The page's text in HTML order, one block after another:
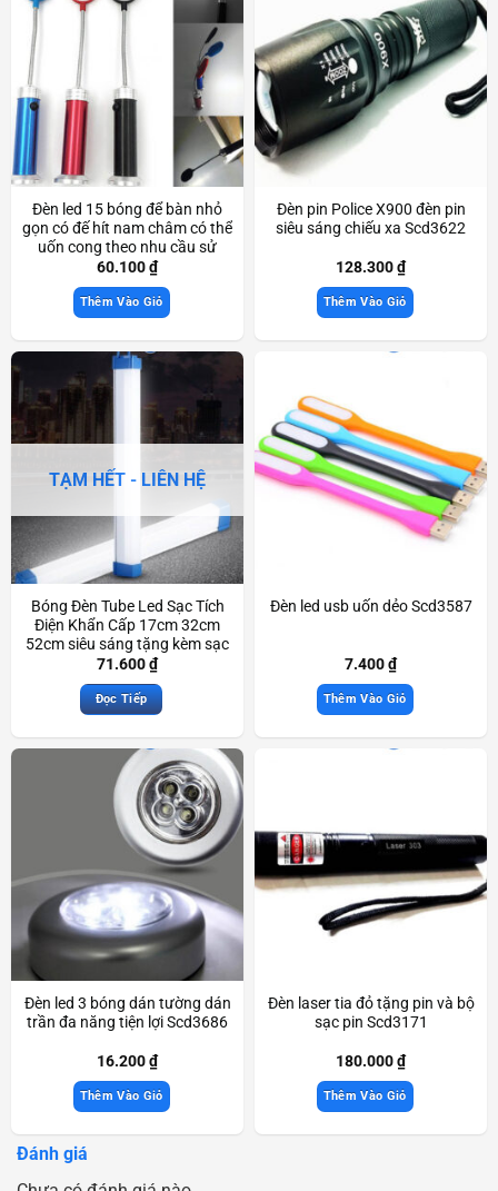
Đèn led 15 bóng để bàn nhỏ
gọn có đế hít nam châm có thể
uốn cong theo nhu cầu sử
dụng Scd3477
60.100₫
Thêm Vào Giỏ
Đèn pin Police X900 đèn pin
siêu sáng chiếu xa Scd3622
128.300₫
Thêm Vào Giỏ
TẠM HẾT - LIÊN HỆ
Bóng Đèn Tube Led Sạc Tích
Điện Khẩn Cấp 17cm 32cm
52cm siêu sáng tặng kèm sạc
USB dùng khi mất điện
Scd3591
71.600₫
Đọc Tiếp
Đèn led usb uốn dẻo Scd3587
7.400₫
Thêm Vào Giỏ
Đèn led 3 bóng dán tường dán
trần đa năng tiện lợi Scd3686
16.200₫
Thêm Vào Giỏ
Đèn laser tia đỏ tặng pin và bộ
sạc pin Scd3171
180.000₫
Thêm Vào Giỏ
Đánh giá